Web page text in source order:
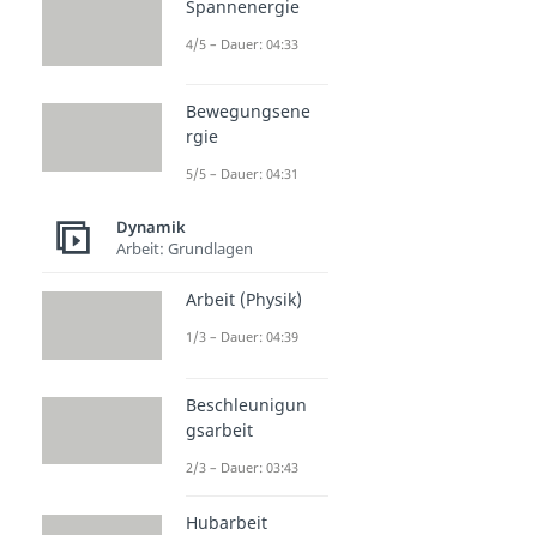
Spannenergie
4/5 – Dauer: 04:33
Bewegungsene
rgie
5/5 – Dauer: 04:31
Dynamik
Arbeit: Grundlagen
Arbeit (Physik)
1/3 – Dauer: 04:39
Beschleunigun
gsarbeit
2/3 – Dauer: 03:43
Hubarbeit